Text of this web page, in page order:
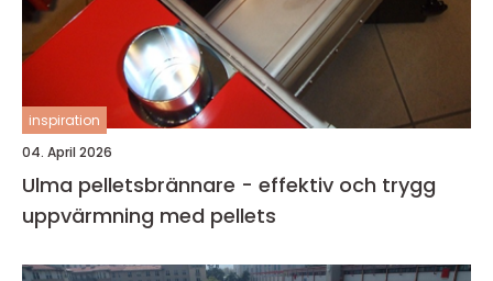
inspiration
04. April 2026
Ulma pelletsbrännare - effektiv och trygg
uppvärmning med pellets